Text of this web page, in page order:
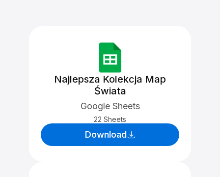
Najlepsza Kolekcja Map
Świata
Google Sheets
22 Sheets
Download